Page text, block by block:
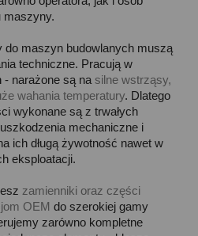
maszyny.
do maszyn budowlanych muszą
techniczne. Pracują w
- narażone są nasilne wstrząsy,
wahania temperatury. Dlatego
wykonane są z trwałych
mechaniczne i
ich długą żywotność nawet w
eksploatacji.
zamienniki oraz części
OEM do szerokiej gamy
zarówno kompletne